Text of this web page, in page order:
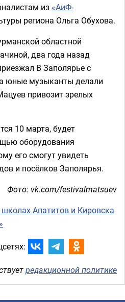
из «АиФ-
региона Ольга Обухова.
областной
два года назад
В Заполярье с
юные музыканты делали
привозит зрелых
10 марта, будет
оборудования
его смогут увидеть
и посёлков Заполярья.
Фото: vk.com/festivalmatsuev
Апатитов и Кировска
редакционной политике